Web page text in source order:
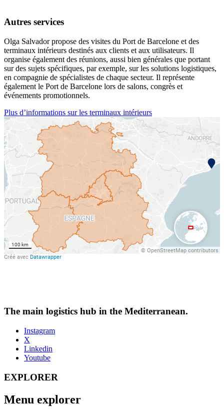
Autres services
Olga Salvador propose des visites du Port de Barcelone et des
terminaux intérieurs destinés aux clients et aux utilisateurs. Il
organise également des réunions, aussi bien générales que portant
sur des sujets spécifiques, par exemple, sur les solutions logistiques,
en compagnie de spécialistes de chaque secteur. Il représente
également le Port de Barcelone lors de salons, congrès et
événements promotionnels.
Plus d’informations sur les terminaux intérieurs
The main logistics hub in the Mediterranean.
Instagram
X
Linkedin
Youtube
EXPLORER
Menu explorer